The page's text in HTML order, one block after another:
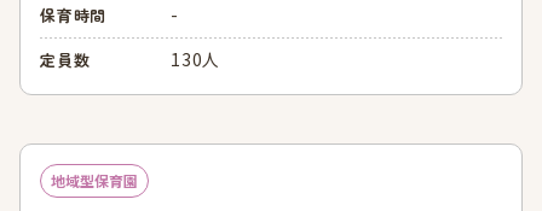
保育時間 -
定員数 130人
地域型保育園